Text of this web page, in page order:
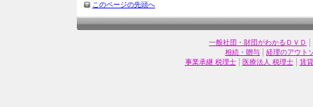
このページの先頭へ
一般社団・財団がわかるＤＶＤ |
相続・贈与 | 経理のアウト
事業承継 税理士| 医療法人 税理士| 賃